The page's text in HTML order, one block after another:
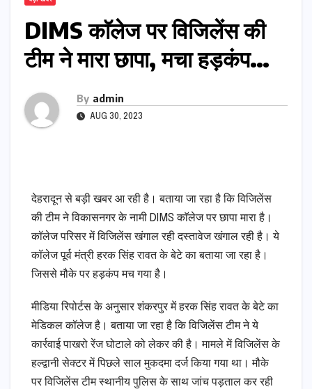
DIMS काॅलेज पर विजिलेंस की
टीम ने मारा छापा, मचा हड़कंप…
By admin
AUG 30, 2023
देहरादून से बड़ी खबर आ रही है। बताया जा रहा है कि विजिलेंस
की टीम ने विकासनगर के नामी DIMS काॅलेज पर छापा मारा है।
कॉलेज परिसर में विजिलेंस खंगाल रही दस्तावेज खंगाल रही है। ये
कॉलेज पूर्व मंत्री हरक सिंह रावत के बेटे का बताया जा रहा है।
जिससे मौके पर हड़कंप मच गया है।
मीडिया रिपोर्टस के अनुसार शंकरपुर में हरक सिंह रावत के बेटे का
मेडिकल कॉलेज है। बताया जा रहा है कि विजिलेंस टीम ने ये
कार्रवाई पाखरो रेंज घोटाले को लेकर की है। मामले में विजिलेंस के
हल्द्वानी सेक्टर में पिछले साल मुकदमा दर्ज किया गया था। मौके
पर विजिलेंस टीम स्थानीय पुलिस के साथ जांच पड़ताल कर रही